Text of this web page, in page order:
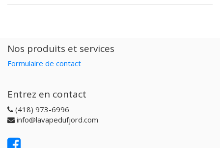
Nos produits et services
Formulaire de contact
Entrez en contact
(418) 973-6996
info@lavapedufjord.com